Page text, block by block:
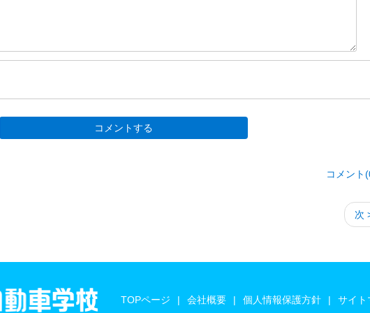
コメント
次
TOPページ 会社概要 個人情報保護方針 サイト